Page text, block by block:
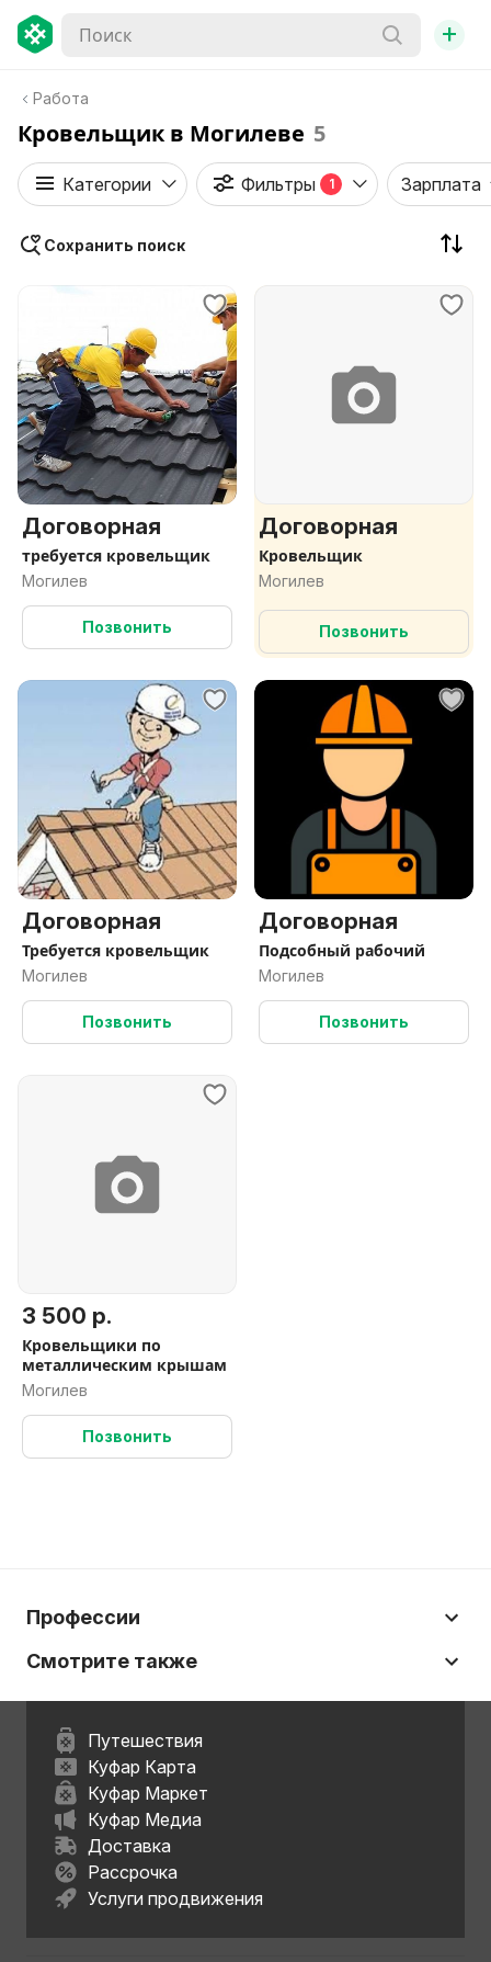
+
Работа
Кровельщик в Могилеве 5
Категории Фильтры 1 Зарплата
Сохранить поиск
Договорная
требуется кровельщик
Могилев
Позвонить
Договорная
Кровельщик
Могилев
Позвонить
Договорная
Требуется кровельщик
Могилев
Позвонить
Договорная
Подсобный рабочий
Могилев
Позвонить
3 500 р.
Кровельщики по
металлическим крышам
Могилев
Позвонить
Профессии
Смотрите также
Путешествия
Куфар Карта
Куфар Маркет
Куфар Медиа
Доставка
Рассрочка
Услуги продвижения